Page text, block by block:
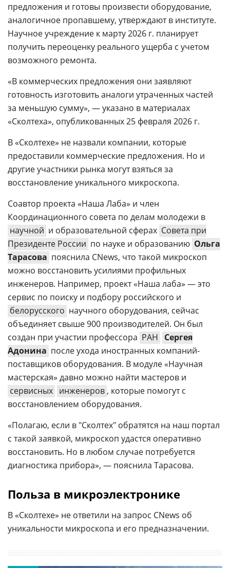
предложения и готовы произвести оборудование,
аналогичное пропавшему, утверждают в институте.
Научное учреждение к марту 2026 г. планирует
получить переоценку реального ущерба с учетом
возможного ремонта.
«В коммерческих предложения они заявляют
готовность изготовить аналоги утраченных частей
за меньшую сумму», — указано в материалах
«Сколтеха», опубликованных 25 февраля 2026 г.
В «Сколтехе» не назвали компании, которые
предоставили коммерческие предложения. Но и
другие участники рынка могут взяться за
восстановление уникального микроскопа.
Соавтор проекта «Наша Лаба» и член
Координационного совета по делам молодежи в
научной и образовательной сферах Совета при
Президенте России по науке и образованию Ольга
Тарасова пояснила CNews, что такой микроскоп
можно восстановить усилиями профильных
инженеров. Например, проект «Наша лаба» — это
сервис по поиску и подбору российского и
белорусского научного оборудования, сейчас
объединяет свыше 900 производителей. Он был
создан при участии профессора РАН
Сергея
Адонина после ухода иностранных компаний-
поставщиков оборудования. В модуле «Научная
мастерская» давно можно найти мастеров и
сервисных инженеров , которые помогут с
восстановлением оборудования.
«Полагаю, если в "Сколтех" обратятся на наш портал
с такой заявкой, микроскоп удастся оперативно
восстановить. Но в любом случае потребуется
диагностика прибора», — пояснила Тарасова.
Польза в микроэлектронике
В «Сколтехе» не ответили на запрос CNews об
уникальности микроскопа и его предназначении.